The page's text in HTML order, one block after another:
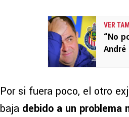
VER
“No
Por si fuera poco, el otro
baja debido a un problema